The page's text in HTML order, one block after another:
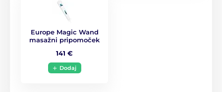
Europe Magic Wand
masažni pripomoček
141 €
Dodaj